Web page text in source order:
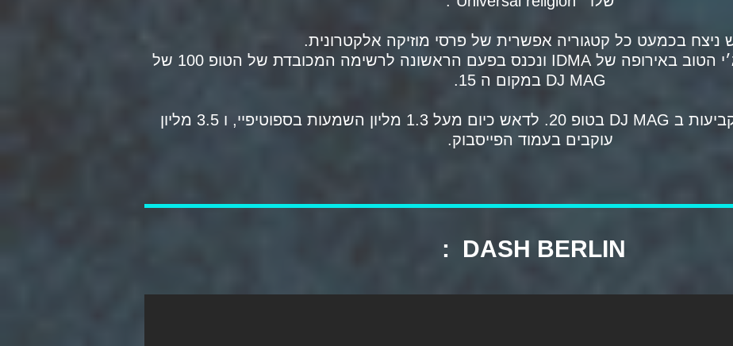
ניצח בכמעט כל קטגוריה אפשרית של פרסי מוזיקה אלקטרונית.
ב 2010 ניצח בתחרות הדיג׳י הטוב באירופה של IDMA ונכנס בפעם הראשונה לרשימה המכובדת של הטופ 100 של
DJ MAG במקום ה 15.
מאז, דאש ברלין מופיע בקביעות ב DJ MAG בטופ 20. לדאש כיום מעל 1.3 מליון השמעות בספוטיפיי, ו 3.5 מליון
עוקבים בעמוד הפייסבוק.
: DASH BERLIN